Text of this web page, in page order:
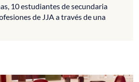
10 estudiantes de secundaria
de JJA a través de una